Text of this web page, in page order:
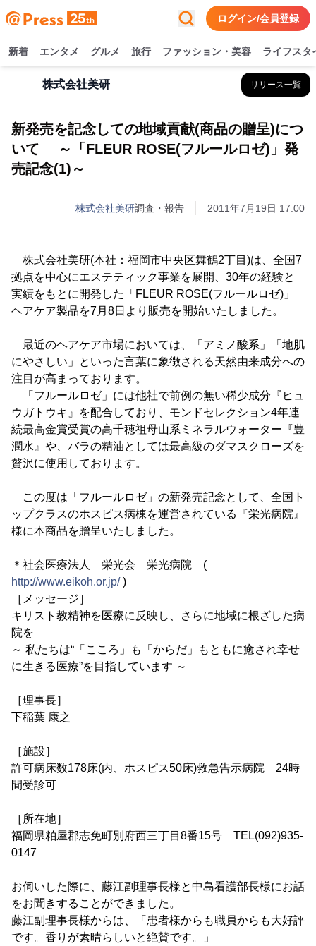
ログイン/会員登録
新着 エンタメ グルメ 旅行 ファッション・美容 ライフスタ
株式会社美研 リリース一覧
新発売を記念しての地域貢献(商品の贈呈)につ
いて ～「FLEUR ROSE(フルールロゼ)」発
売記念(1)～
株式会社美研調査・報告 2011年7月19日 17:00
株式会社美研(本社：福岡市中央区舞鶴2丁目)は、全国7
拠点を中心にエステティック事業を展開、30年の経験と
実績をもとに開発した「FLEUR ROSE(フルールロゼ)」
ヘアケア製品を7月8日より販売を開始いたしました。
最近のヘアケア市場においては、「アミノ酸系」「地肌
にやさしい」といった言葉に象徴される天然由来成分への
注目が高まっております。
「フルールロゼ」には他社で前例の無い稀少成分『ヒュ
ウガトウキ』を配合しており、モンドセレクション4年連
続最高金賞受賞の高千穂祖母山系ミネラルウォーター『豊
潤水』や、バラの精油としては最高級のダマスクローズを
贅沢に使用しております。
この度は「フルールロゼ」の新発売記念として、全国ト
ップクラスのホスピス病棟を運営されている『栄光病院』
様に本商品を贈呈いたしました。
＊社会医療法人 栄光会 栄光病院 (
http://www.eikoh.or.jp/)
［メッセージ］
キリスト教精神を医療に反映し、さらに地域に根ざした病
院を
～ 私たちは“「こころ」も「からだ」もともに癒され幸せ
に生きる医療”を目指しています ～
［理事長］
下稲葉 康之
［施設］
許可病床数178床(内、ホスピス50床)救急告示病院 24時
間受診可
［所在地］
福岡県粕屋郡志免町別府西三丁目8番15号 TEL(092)935-
0147
お伺いした際に、藤江副理事長様と中島看護部長様にお話
をお聞きすることができました。
藤江副理事長様からは、「患者様からも職員からも大好評
です。香りが素晴らしいと絶賛です。」